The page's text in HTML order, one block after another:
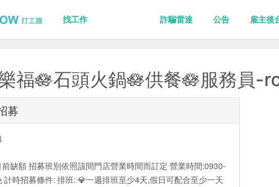
找工作 詐騙雷達 公告 雇主後
福🪷石頭火鍋🪷供餐🪷服務員-
募
缺額 招募班別依照該間門店營業時間而訂定 營業時間:0930-
計時招募條件: 排班: 💎一週排班至少4天,假日可配合至少一天